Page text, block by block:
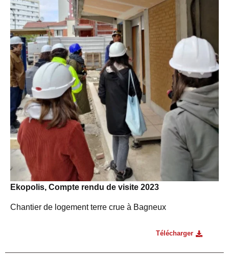
Ekopolis, Compte rendu de visite 2023
Chantier de logement terre crue à Bagneux
Télécharger